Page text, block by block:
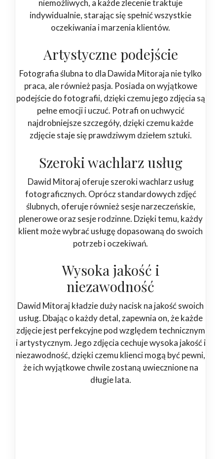
niemożliwych, a każde zlecenie traktuje
indywidualnie, starając się spełnić wszystkie
oczekiwania i marzenia klientów.
Artystyczne podejście
Fotografia ślubna to dla Dawida Mitoraja nie tylko
praca, ale również pasja. Posiada on wyjątkowe
podejście do fotografii, dzięki czemu jego zdjęcia są
pełne emocji i uczuć. Potrafi on uchwycić
najdrobniejsze szczegóły, dzięki czemu każde
zdjęcie staje się prawdziwym dziełem sztuki.
Szeroki wachlarz usług
Dawid Mitoraj oferuje szeroki wachlarz usług
fotograficznych. Oprócz standardowych zdjęć
ślubnych, oferuje również sesje narzeczeńskie,
plenerowe oraz sesje rodzinne. Dzięki temu, każdy
klient może wybrać usługę dopasowaną do swoich
potrzeb i oczekiwań.
Wysoka jakość i
niezawodność
Dawid Mitoraj kładzie duży nacisk na jakość swoich
usług. Dbając o każdy detal, zapewnia on, że każde
zdjęcie jest perfekcyjne pod względem technicznym
i artystycznym. Jego zdjęcia cechuje wysoka jakość i
niezawodność, dzięki czemu klienci mogą być pewni,
że ich wyjątkowe chwile zostaną uwiecznione na
długie lata.